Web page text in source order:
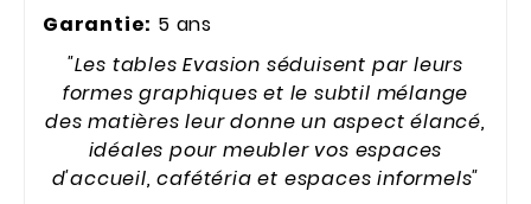
Garantie: 5 ans
"Les tables Evasion séduisent par leurs
formes graphiques et le subtil mélange
des matières leur donne un aspect élancé,
idéales pour meubler vos espaces
d'accueil, cafétéria et espaces informels"